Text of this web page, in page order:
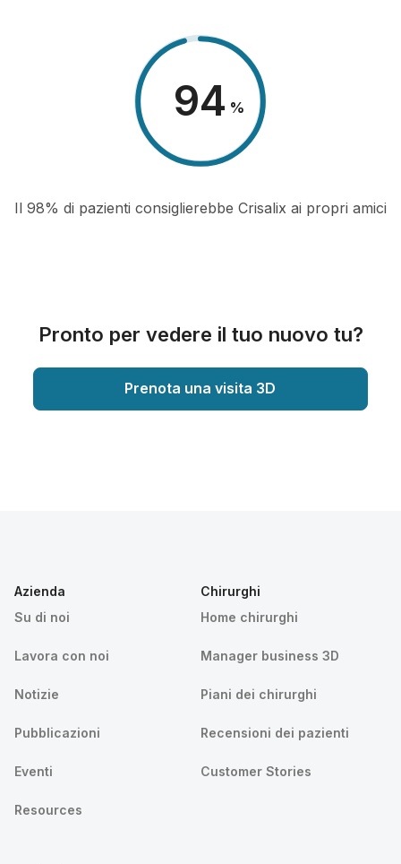
98 %
Il 98% di pazienti consiglierebbe Crisalix ai propri amici
Pronto per vedere il tuo nuovo tu?
Prenota una visita 3D
Azienda
Su di noi
Lavora con noi
Notizie
Pubblicazioni
Eventi
Resources
Chirurghi
Home chirurghi
Manager business 3D
Piani dei chirurghi
Recensioni dei pazienti
Customer Stories